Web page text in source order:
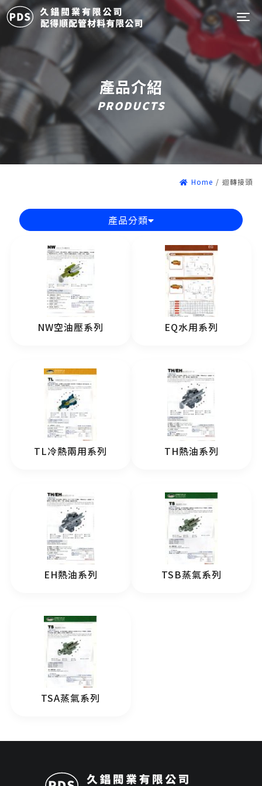
產品介紹
PRODUCTS
Home / 迴轉接頭
產品分類
NW空油壓系列 EQ水用系列
TL冷熱兩用系列 TH熱油系列
EH熱油系列 TSB蒸氣系列
TSA蒸氣系列